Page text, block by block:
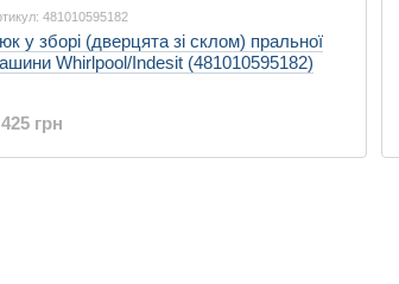
481010595182
у зборі (дверцята зі склом) пральної
Whirlpool/Indesit (481010595182)
грн